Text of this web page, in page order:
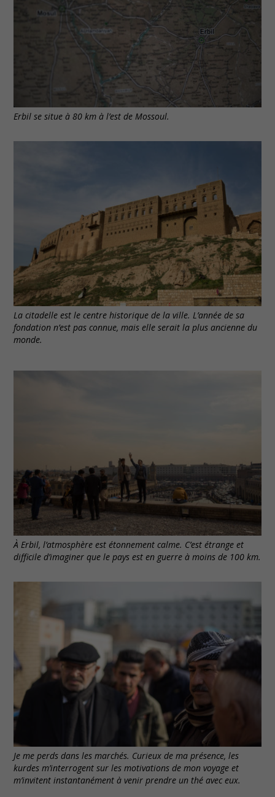
Erbil se situe à 80 km à l’est de Mossoul.
La citadelle est le centre historique de la ville. L’année de sa
fondation n’est pas connue, mais elle serait la plus ancienne du
monde.
À Erbil, l’atmosphère est étonnement calme. C’est étrange et
difficile d’imaginer que le pays est en guerre à moins de 100 km.
Je me perds dans les marchés. Curieux de ma présence, les
kurdes m’interrogent sur les motivations de mon voyage et
m’invitent instantanément à venir prendre un thé avec eux.